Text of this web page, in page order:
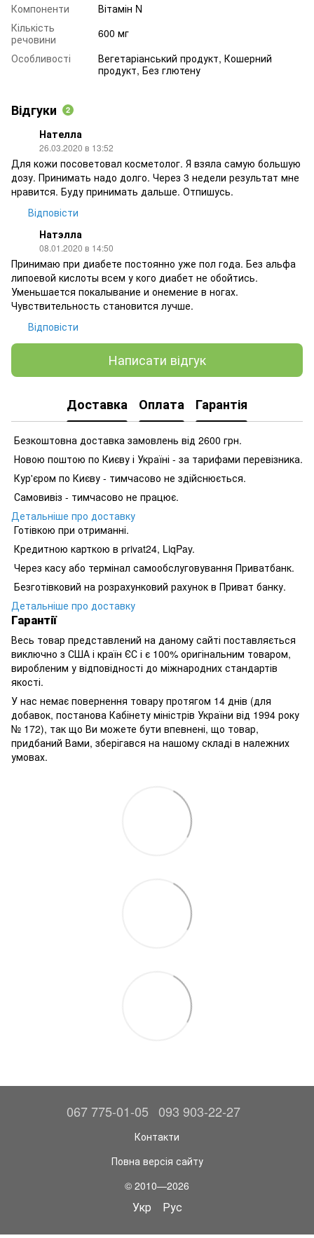
Компоненти
Вітамін N
Кількість
речовини
600 мг
Особливості
Вегетаріанський продукт, Кошерний
продукт, Без глютену
Відгуки 2
Нателла
26.03.2020 в 13:52
Для кожи посоветовал косметолог. Я взяла самую большую
дозу. Принимать надо долго. Через 3 недели результат мне
нравится. Буду принимать дальше. Отпишусь.
Відповісти
Натэлла
08.01.2020 в 14:50
Принимаю при диабете постоянно уже пол года. Без альфа
липоевой кислоты всем у кого диабет не обойтись.
Уменьшается покалывание и онемение в ногах.
Чувствительность становится лучше.
Відповісти
Написати відгук
Доставка Оплата Гарантія
Безкоштовна доставка замовлень від 2600 грн.
Новою поштою по Києву і Україні - за тарифами перевізника.
Кур'єром по Києву - тимчасово не здійснюється.
Самовивіз - тимчасово не працює.
Детальніше про доставку
Готівкою при отриманні.
Кредитною карткою в privat24, LiqPay.
Через касу або термінал самообслуговування Приватбанк.
Безготівковий на розрахунковий рахунок в Приват банку.
Детальніше про доставку
Гарантії
Весь товар представлений на даному сайті поставляється
виключно з США і країн ЄС і є 100% оригінальним товаром,
виробленим у відповідності до міжнародних стандартів
якості.
У нас немає повернення товару протягом 14 днів (для
добавок, постанова Кабінету міністрів України від 1994 року
№ 172), так що Ви можете бути впевнені, що товар,
придбаний Вами, зберігався на нашому складі в належних
умовах.
067 775-01-05 093 903-22-27
Контакти
Повна версія сайту
© 2010—2026
Укр Рус